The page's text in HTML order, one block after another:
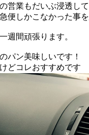
営業もだいぶ浸透して
便しかこなかった事
週間頑張ります。
パン美味しいです！
どコレおすすめです